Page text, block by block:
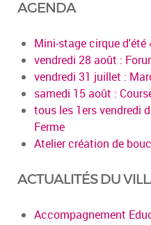
AGENDA
Mini-stage cirque d'été
vendredi 28 août :
vendredi 31 juillet :
samedi 15 août :
tous les 1ers vendredi
Ferme
Atelier création de
ACTUALITÉS DU
Accompagnement